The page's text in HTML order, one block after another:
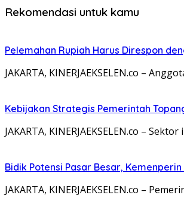
Rekomendasi untuk kamu
Pelemahan Rupiah Harus Direspon
JAKARTA, KINERJAEKSELEN.co –
Kebijakan Strategis Pemerintah
JAKARTA, KINERJAEKSELEN.co –
Bidik Potensi Pasar Besar,
JAKARTA, KINERJAEKSELEN.co –